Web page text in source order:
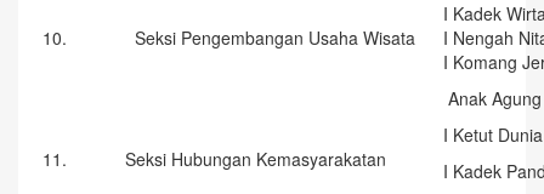
10. Seksi Pengembangan Usaha Wisata
I Kadek
I Nengah
I Komang
11. Seksi Hubungan Kemasyarakatan
Anak
I Ketut Dunia
I Kadek